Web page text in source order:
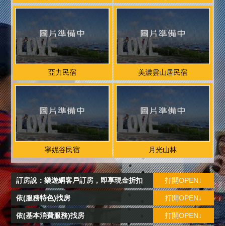
亞力民宿 美濃雲山居民宿
寧妮谷民宿 月光山林
訂房說：樂遊網客戶訂房，即享現金折扣 打開OPEN↓
依(服務特色)找房 打開OPEN↓
依(基本消費服務)找房 打開OPEN↓